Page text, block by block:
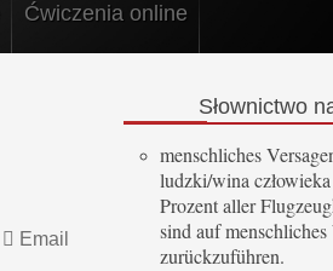
Ćwiczenia online
Email
Słownictwo
menschliches
ludzki/wina
Prozent aller
sind auf menschliches
zurückzuführen.